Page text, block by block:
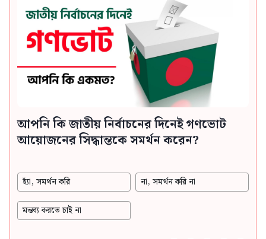
আপনি কি জাতীয় নির্বাচনের দিনেই গণভোট
আয়োজনের সিদ্ধান্তকে সমর্থন করেন?
হ্যাঁ, সমর্থন করি না, সমর্থন করি না
মন্তব্য করতে চাই না